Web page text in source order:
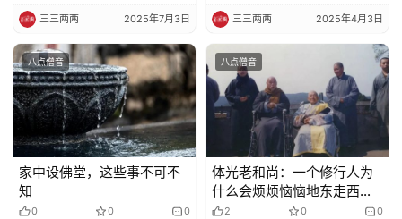
三三两两 2025年7月3日 三三两两 2025年4月3日
八点僧音
家中设佛堂，这些事不可不
知
0 0 0
八点僧音
体光老和尚：一个修行人为
什么会烦烦恼恼地东走西
走？
2 0 0